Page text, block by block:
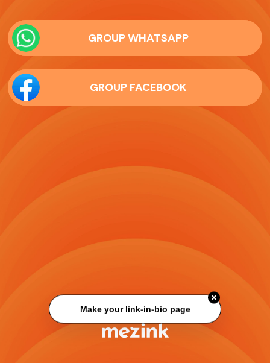
GROUP WHATSAPP
GROUP FACEBOOK
Make your link-in-bio page